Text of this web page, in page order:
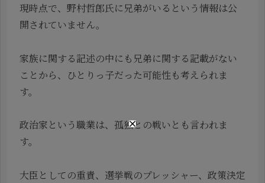
現時点で、野村哲郎氏に兄弟がいるという情報は公
開されていません。
家族に関する記述の中にも兄弟に関する記載がない
ことから、ひとりっ子だった可能性も考えられま
す。
政治家という職業は、孤独との戦いとも言われま
す。
大臣としての重責、選挙戦のプレッシャー、政策決定